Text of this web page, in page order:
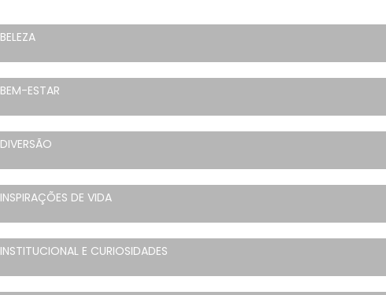
BELEZA
BEM-ESTAR
DIVERSÃO
INSPIRAÇÕES DE VIDA
INSTITUCIONAL E CURIOSIDADES